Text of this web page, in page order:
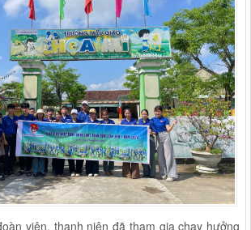
viên, thanh niên đã tham gia chạy hưởng